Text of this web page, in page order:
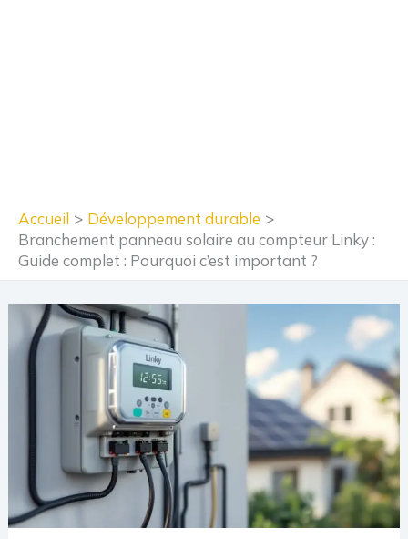
Accueil
Développement durable
Branchement panneau solaire au compteur Linky :
Guide complet : Pourquoi c’est important ?